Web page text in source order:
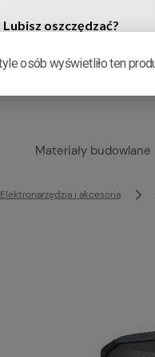
Materiały budowlane
Elektronarzędzia i akcesoria